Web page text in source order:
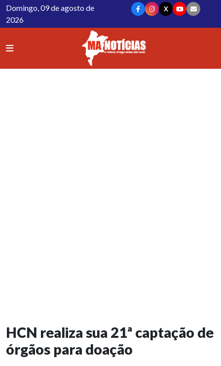
Domingo, 09 de agosto de
2026
X
HCN realiza sua 21ª captação de
órgãos para doação